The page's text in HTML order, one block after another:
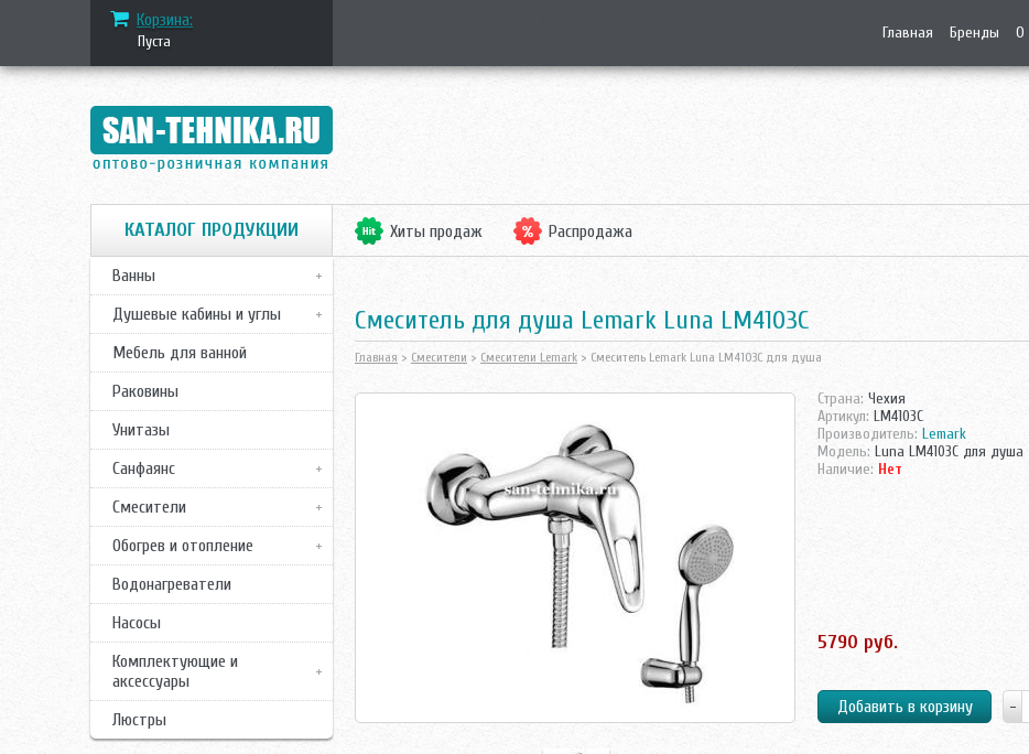
Корзина:
Пуста Главная Бренды О
КАТАЛОГ ПРОДУКЦИИ
Ванны
Душевые кабины и углы
Мебель для ванной
Раковины
Унитазы
Санфаянс
Смесители
Обогрев и отопление
Водонагреватели
Насосы
Комплектующие и
аксессуары
Люстры
Хиты продаж Распродажа
Смеситель для душа Lemark Luna LM4103C
Главная > Смесители > Смесители Lemark > Смеситель Lemark Luna LM4103C для душа
Страна: Чехия
Артикул: LM4103C
Производитель: Lemark
Модель: Luna LM4103C для душа
Наличие: Нет
5790 руб.